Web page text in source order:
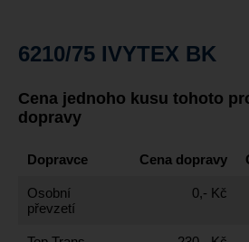
6210/75 IVYTEX BK
Cena jednoho kusu tohoto
dopravy
Dopravce Cena dopravy
Osobní
převzetí
0,- Kč